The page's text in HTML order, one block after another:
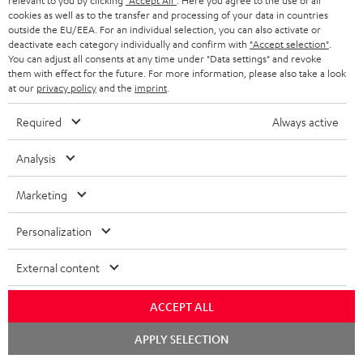
Klang in der Hütte
Die Ultima 40 Surround mit dem Denon Verstärker X3800H
hält was sie verspricht, ausgewogener Klang, eine
Bereicherung für die Ohren. Sehr em
Komplette Bewertung lesen
Stephan B.
16.01.2026
Perfekter Raumklang
Harmonisch, dezent, kräftig, voluminös, ich denke, so kann
man den Klang dieser Anlage am besten beschreiben. Für mich
Komplette Bewertung lesen
cookies as well as to the transfer and processing of your data in countries
outside the EU/EEA. For an individual selection, you can also activate or
deactivate each category individually and confirm with "Accept selection"
You can adjust all consents at any time under "Data settings" and revoke
them with effect for the future. For more information, please also take a look
at our privacy policyand the imprint
Required Always active
Analysis
Marketing
Personalization
External content
ACCEPT ALL
APPLY SELECTION